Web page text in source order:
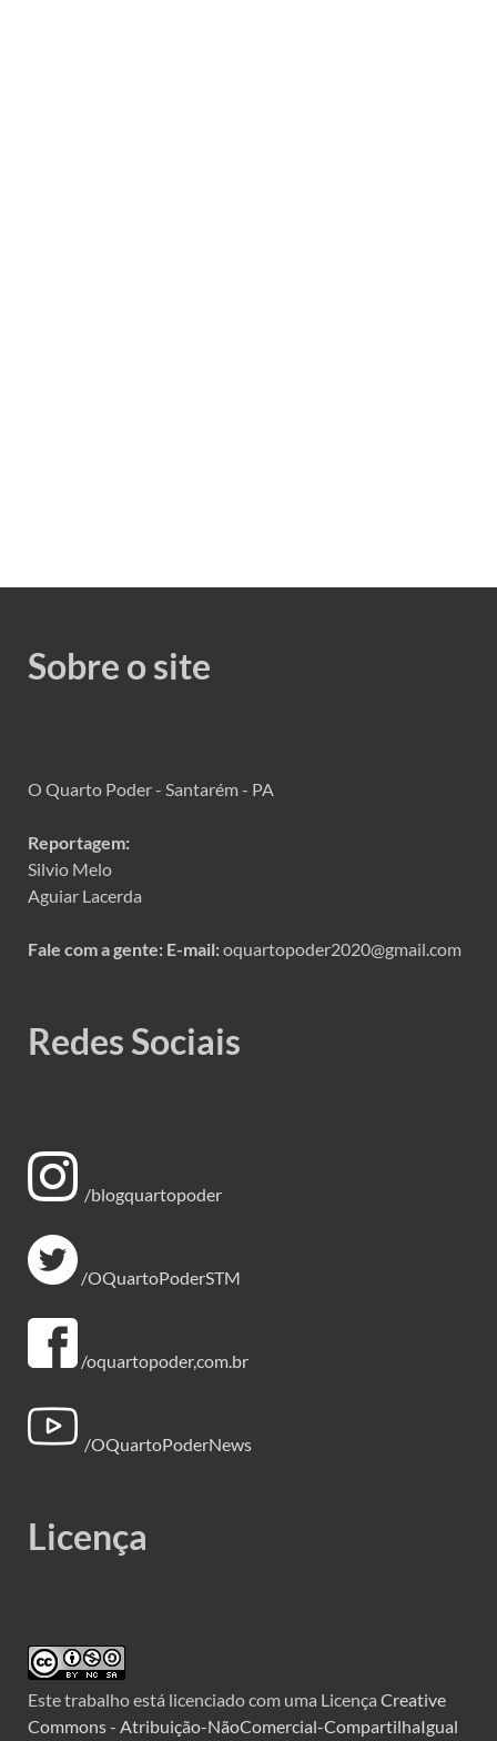
Sobre o site
O Quarto Poder - Santarém - PA
Reportagem:
Silvio Melo
Aguiar Lacerda
Fale com a gente: E-mail:oquartopoder2020@gmail.com
Redes Sociais
/blogquartopoder
/OQuartoPoderSTM
/oquartopoder,com.br
/OQuartoPoderNews
Licença
Este trabalho está licenciado com uma Licença Creative
Commons - Atribuição-NãoComercial-CompartilhaIgual